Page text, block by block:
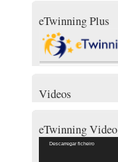
eTwinning Plus
Videos
eTwinning Video
Reprodutor
Descarregar ficheiro